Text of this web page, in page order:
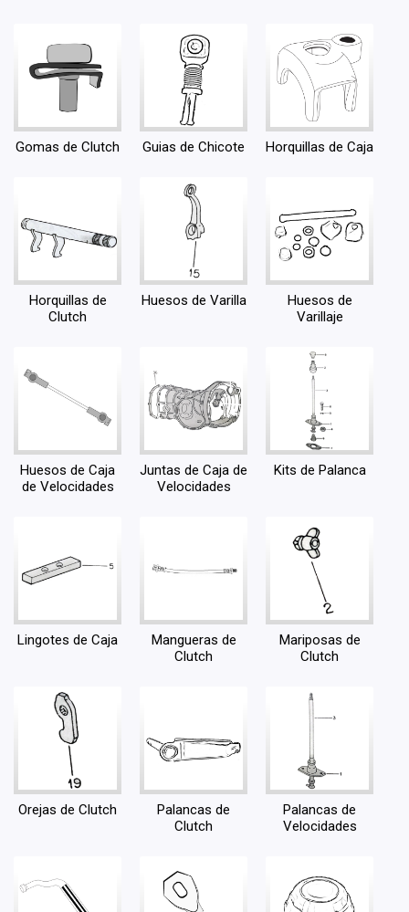
Gomas de Clutch Guias de Chicote Horquillas de Caja
Horquillas de
Clutch
Huesos de Varilla
Huesos de
Varillaje
Huesos de Caja
de Velocidades
Juntas de Caja de
Velocidades
Kits de Palanca
Lingotes de Caja
Mangueras de
Clutch
Mariposas de
Clutch
Orejas de Clutch
Palancas de
Clutch
Palancas de
Velocidades